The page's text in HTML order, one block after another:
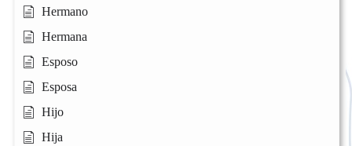
Hermano
Hermana
Esposo
Esposa
Hijo
Hija